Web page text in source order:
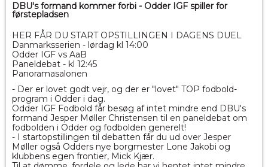
DBU's formand kommer forbi - Odder IGF spiller for
førstepladsen
HER FÅR DU START OPSTILLINGEN I DAGENS DUEL
Danmarksserien - lørdag kl 14:00
Odder IGF vs AaB
Paneldebat - kl 12:45
Panoramasalonen
- Der er lovet godt vejr, og der er "lovet" TOP fodbold-
program i Odder i dag.
Odder IGF Fodbold får besøg af intet mindre end DBU's
formand Jesper Møller Christensen til en paneldebat om
fodbolden i Odder og fodbolden generelt!
- I startopstillingen til debatten får du ud over Jesper
Møller også Odders nye borgmester Lone Jakobi og
klubbens egen frontier, Mick Kjær.